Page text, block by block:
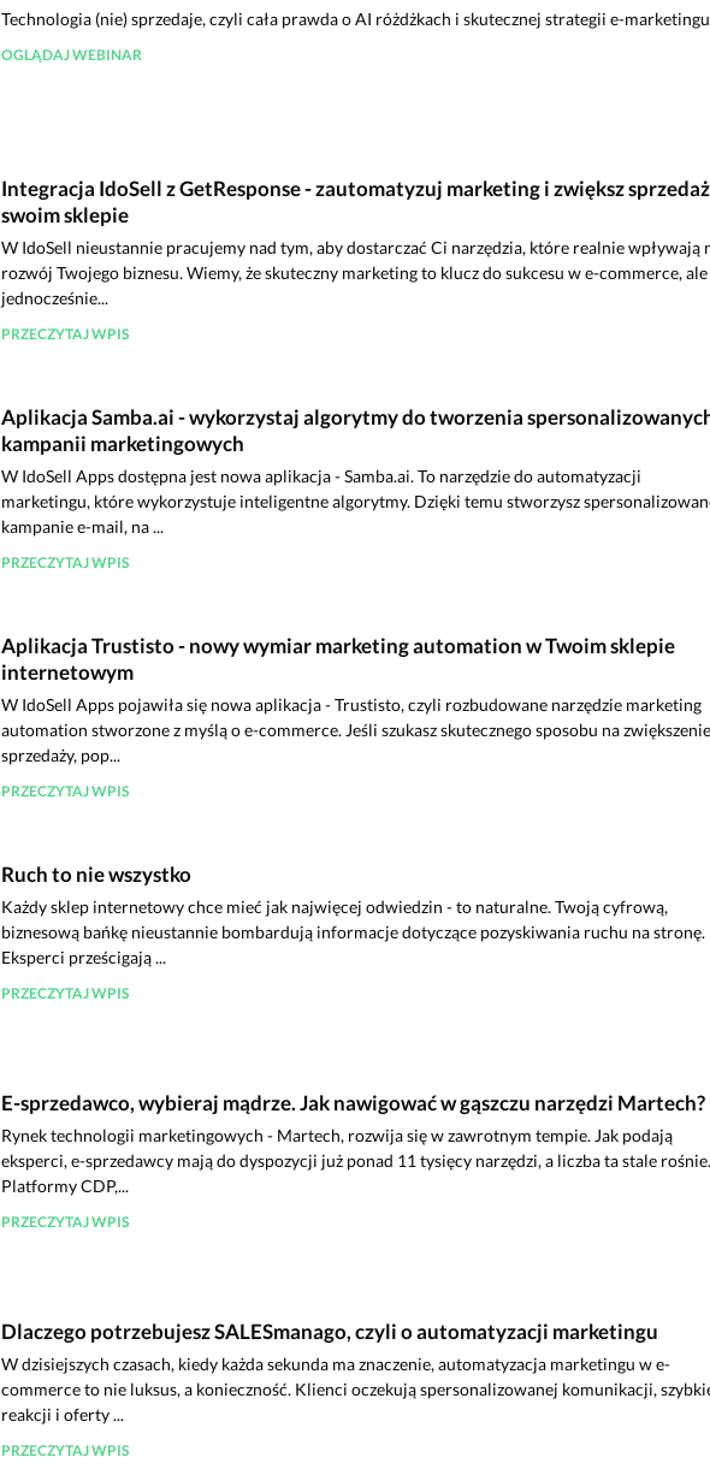
Technologia (nie) sprzedaje, czyli cała prawda o AI różdżkach i skutecznej strategii e-marketingu
OGLĄDAJ WEBINAR
Integracja IdoSell z GetResponse - zautomatyzuj marketing i zwiększ
swoim sklepie
W IdoSell nieustannie pracujemy nad tym, aby dostarczać Ci narzędzia, które realnie wpływają
rozwój Twojego biznesu. Wiemy, że skuteczny marketing to klucz do sukcesu w e-commerce, ale
jednocześnie...
PRZECZYTAJ WPIS
Aplikacja Samba.ai - wykorzystaj algorytmy do tworzenia
kampanii marketingowych
W IdoSell Apps dostępna jest nowa aplikacja - Samba.ai. To narzędzie do automatyzacji
marketingu, które wykorzystuje inteligentne algorytmy. Dzięki temu stworzysz
kampanie e-mail, na ...
PRZECZYTAJ WPIS
Aplikacja Trustisto - nowy wymiar marketing automation w Twoim sklepie
internetowym
W IdoSell Apps pojawiła się nowa aplikacja - Trustisto, czyli rozbudowane narzędzie marketing
automation stworzone z myślą o e-commerce. Jeśli szukasz skutecznego sposobu na zwiększenie
sprzedaży, pop...
PRZECZYTAJ WPIS
Ruch to nie wszystko
Każdy sklep internetowy chce mieć jak najwięcej odwiedzin - to naturalne. Twoją cyfrową,
biznesową bańkę nieustannie bombardują informacje dotyczące pozyskiwania ruchu na stronę.
Eksperci prześcigają ...
PRZECZYTAJ WPIS
E-sprzedawco, wybieraj mądrze. Jak nawigować w gąszczu narzędzi Martech?
Rynek technologii marketingowych - Martech, rozwija się w zawrotnym tempie. Jak podają
eksperci, e-sprzedawcy mają do dyspozycji już ponad 11 tysięcy narzędzi, a liczba ta stale rośnie.
Platformy CDP,...
PRZECZYTAJ WPIS
Dlaczego potrzebujesz SALESmanago, czyli o automatyzacji marketingu
W dzisiejszych czasach, kiedy każda sekunda ma znaczenie, automatyzacja marketingu w e-
commerce to nie luksus, a konieczność. Klienci oczekują spersonalizowanej komunikacji,
reakcji i oferty ...
PRZECZYTAJ WPIS